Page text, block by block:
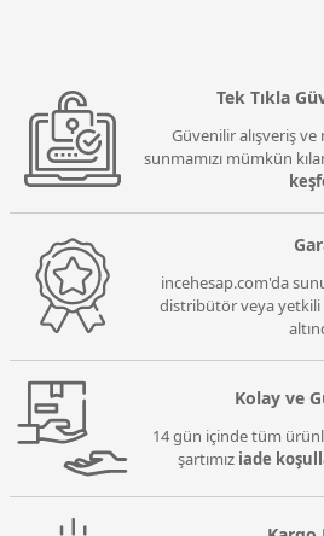
Tek Tıkla
Güvenilir alışveriş
sunmamızı mümkün
incehesap.com'da
distribütör veya yetkili
Kolay ve
14 gün içinde tüm
şartımız iade